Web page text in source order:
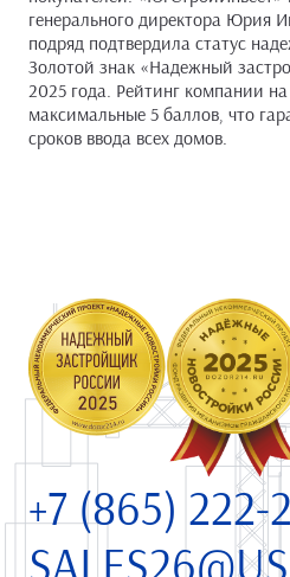
генерального директора Юрия
подряд подтвердила статус
Золотой знак «Надежный
2025 года. Рейтинг компании
максимальные 5 баллов, что
сроков ввода всех домов.
+7 (865) 222-